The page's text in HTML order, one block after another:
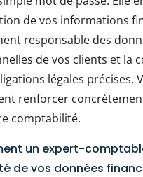
de vos informations
responsable des
de vos clients et la
légales précises.
renforcer
comptabilité.
un expert-
de vos données